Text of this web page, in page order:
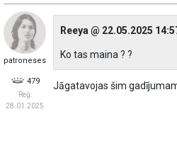
patroneses
479
Reģ:
28.01.2025
Reeya @ 22.05.2025
Ko tas maina ? ?
Jāgatavojas šim